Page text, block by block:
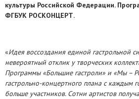
культуры Российской Федерации.
ФГБУК РОСКОНЦЕРТ.
«Идея воссоздания единой гастрольной
невероятный отклик у творческих
Программы «Большие гастроли» и «Мы –
гастрольно-концертного плана с каждым
больше участников. Сотни артистов